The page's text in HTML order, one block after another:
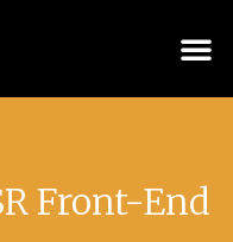
Front-End